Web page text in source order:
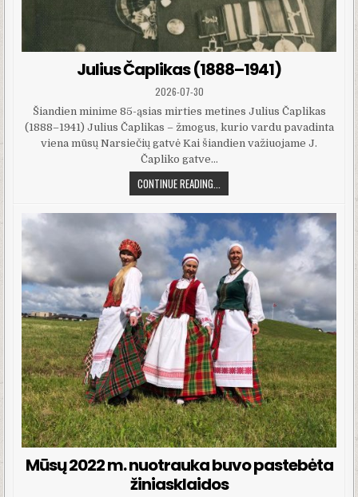
Julius Čaplikas (1888–1941)
PUBLISHED DATE:
2026-07-30
Šiandien minime 85-ąsias mirties metines Julius Čaplikas
(1888–1941) Julius Čaplikas – žmogus, kurio vardu pavadinta
viena mūsų Narsiečių gatvė Kai šiandien važiuojame J.
Čapliko gatve…
CONTINUE READING...
Mūsų 2022 m. nuotrauka buvo pastebėta
žiniasklaidos